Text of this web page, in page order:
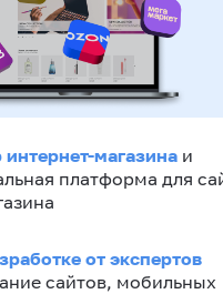
магазина и
платформа для
от экспертов
сайтов, мобильных